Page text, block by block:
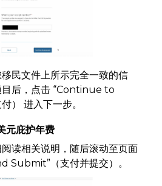
民文件上所示完全一致的信
目后，点击 “Continue to
） 进入下一步。
元庇护年费
读相关说明，随后滚动至页面
Submit”（支付并提交）。